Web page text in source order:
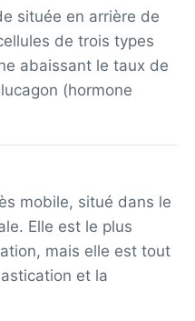
située en arrière de
de trois types
abaissant le taux de
(hormone
mobile, situé dans le
Elle est le plus
mais elle est tout
et la